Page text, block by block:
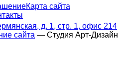
Карта сайта
д. 1, стр. 1, офис 214
сайта — Студия Арт-Дизайн